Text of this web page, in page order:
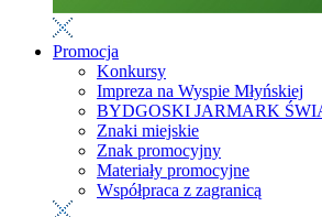
Promocja
Konkursy
Impreza na Wyspie Młyńskiej
BYDGOSKI JARMARK
Znaki miejskie
Znak promocyjny
Materiały promocyjne
Współpraca z zagranicą